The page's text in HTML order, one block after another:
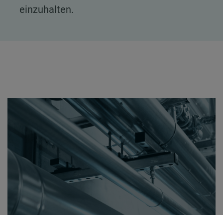
einzuhalten.